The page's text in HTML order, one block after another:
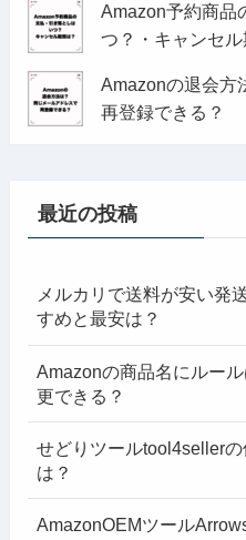
Amazon予約商品
つ？・キャンセル
Amazonの退会方
再登録できる？
最近の投稿
メルカリで送料が安い発
すめと最安は？
Amazonの商品名にルー
更できる？
せどりツールtool4seller
は？
AmazonOEMツール